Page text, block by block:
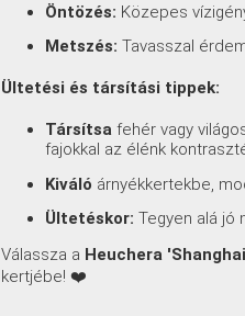
Öntözés: Közepes
Metszés: Tavasszal
Ültetési és társítási tippek:
Társítsa fehér vagy
fajokkal az élénk
Kiváló árnyékkertekbe,
Ültetéskor: Tegyen alá jó
Válassza a Heuchera
kertjébe! ❤️